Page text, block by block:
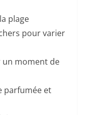
plage
pour varier
un moment de
parfumée et